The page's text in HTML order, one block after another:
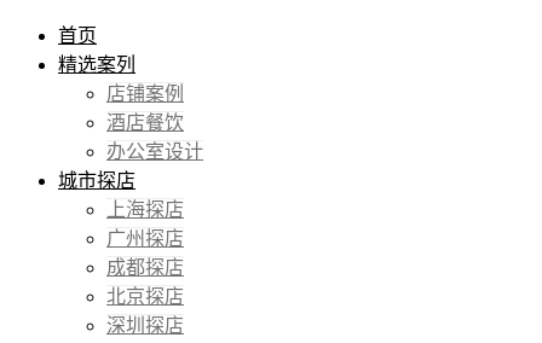
首页
精选案列
店铺案例
酒店餐饮
办公室设计
城市探店
上海探店
广州探店
成都探店
北京探店
深圳探店